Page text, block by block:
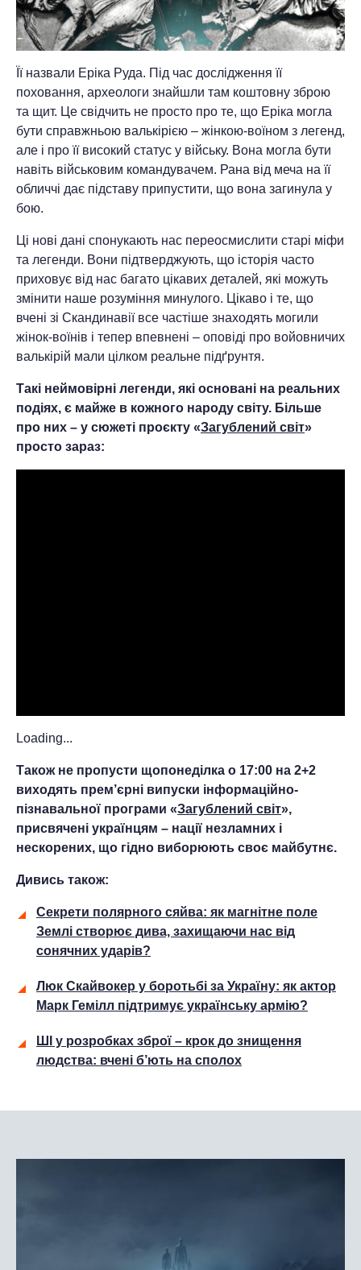
Її назвали Еріка Руда. Під час дослідження її
поховання, археологи знайшли там коштовну зброю
та щит. Це свідчить не просто про те, що Еріка могла
бути справжньою валькірією – жінкою-воїном з легенд,
але і про її високий статус у війську. Вона могла бути
навіть військовим командувачем. Рана від меча на її
обличчі дає підставу припустити, що вона загинула у
бою.
Ці нові дані спонукають нас переосмислити старі міфи
та легенди. Вони підтверджують, що історія часто
приховує від нас багато цікавих деталей, які можуть
змінити наше розуміння минулого. Цікаво і те, що
вчені зі Скандинавії все частіше знаходять могили
жінок-воїнів і тепер впевнені – оповіді про войовничих
валькірій мали цілком реальне підґрунтя.
Такі неймовірні легенди, які основані на реальних
подіях, є майже в кожного народу світу. Більше
про них – у сюжеті проєкту «Загублений світ»
просто зараз:
Loading...
Також не пропусти щопонеділка о 17:00 на 2+2
виходять прем’єрні випуски інформаційно-
пізнавальної програми «Загублений світ»,
присвячені українцям – нації незламних і
нескорених, що гідно виборюють своє майбутнє.
Дивись також:
Секрети полярного сяйва: як магнітне поле
Землі створює дива, захищаючи нас від
сонячних ударів?
Люк Скайвокер у боротьбі за Україну: як актор
Марк Гемілл підтримує українську армію?
ШІ у розробках зброї – крок до знищення
людства: вчені б’ють на сполох